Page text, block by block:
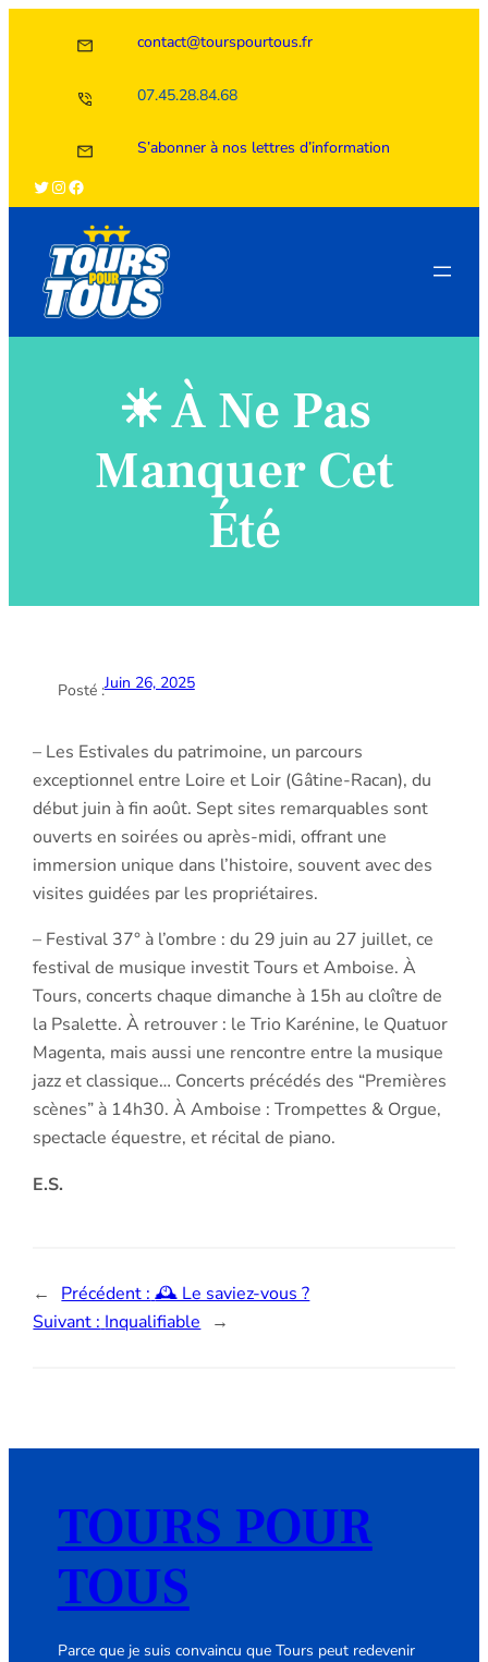
contact@tourspourtous.fr
07.45.28.84.68
S’abonner à nos lettres d’information
Twitter
Instagram
Facebook
☀ À Ne Pas
Manquer Cet
Été
Posté :Juin 26, 2025
– Les Estivales du patrimoine, un parcours
exceptionnel entre Loire et Loir (Gâtine‐Racan), du
début juin à fin août. Sept sites remarquables sont
ouverts en soirées ou après‐midi, offrant une
immersion unique dans l’histoire, souvent avec des
visites guidées par les propriétaires.
– Festival 37° à l’ombre : du 29 juin au 27 juillet, ce
festival de musique investit Tours et Amboise. À
Tours, concerts chaque dimanche à 15h au cloître de
la Psalette. À retrouver : le Trio Karénine, le Quatuor
Magenta, mais aussi une rencontre entre la musique
jazz et classique… Concerts précédés des “Premières
scènes” à 14h30. À Amboise : Trompettes & Orgue,
spectacle équestre, et récital de piano.
E.S.
← Précédent : 🕰 Le saviez‐vous ?
Suivant : Inqualifiable →
TOURS POUR
TOUS
Parce que je suis convaincu que Tours peut redevenir